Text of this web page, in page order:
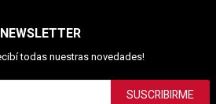
NEWSLETTER
todas nuestras novedades!
SUSCRIBIRME